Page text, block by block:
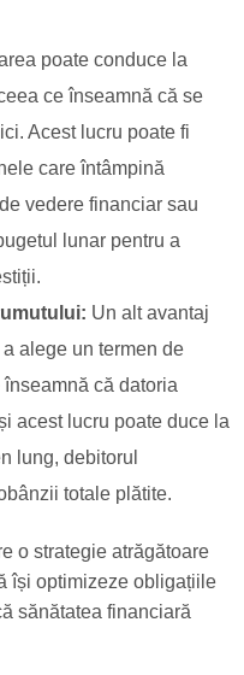
poate conduce la
ce înseamnă că se
Acest lucru poate fi
care întâmpină
vedere financiar sau
lunar pentru a
Un alt avantaj
alege un termen de
că datoria
acest lucru poate duce la
lung, debitorul
totale plătite.
o strategie atrăgătoare
își optimizeze obligațiile
sănătatea financiară